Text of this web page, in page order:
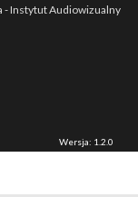
Instytut Audiowizualny
Wersja: 1.2.0